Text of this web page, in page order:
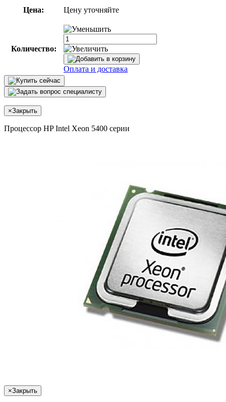
Цена: Цену уточняйте
Количество:
Оплата и доставка
×Закрыть
Процессор HP Intel Xeon 5400 серии
×Закрыть